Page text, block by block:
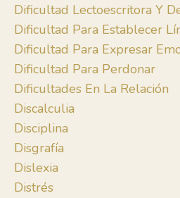
Dificultad Lectoescritora Y
Dificultad Para Establecer
Dificultad Para Expresar
Dificultad Para Perdonar
Dificultades En La Relación
Discalculia
Disciplina
Disgrafía
Dislexia
Distrés